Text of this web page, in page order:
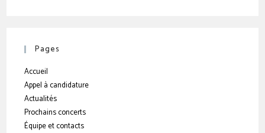
Pages
Accueil
Appel à candidature
Actualités
Prochains concerts
Équipe et contacts